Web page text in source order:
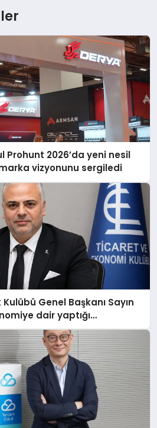
Prohunt 2026’da yeni nesil
vizyonunu sergiledi
Genel Başkanı Sayın
dair yaptığı
kaydetti: